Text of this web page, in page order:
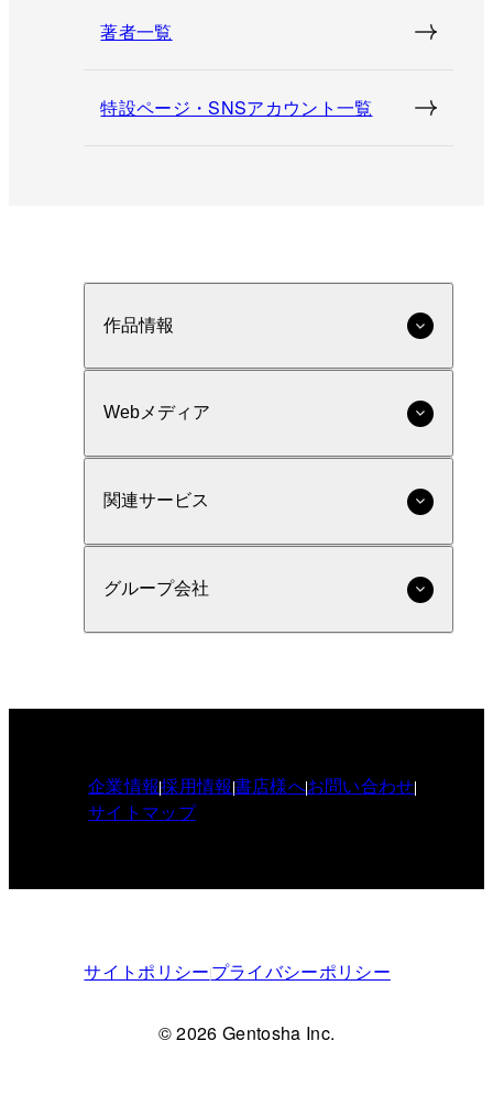
著者一覧
特設ページ・SNSアカウント一覧
作品情報
Webメディア
関連サービス
グループ会社
企業情報採用情報書店様へお問い合わせ
サイトマップ
サイトポリシープライバシーポリシー
© 2026 Gentosha Inc.